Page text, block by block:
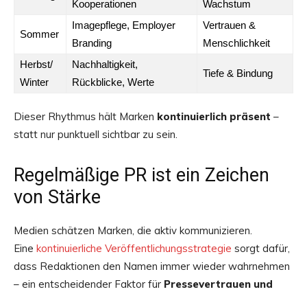
Kooperationen
Wachstum
Sommer
Imagepflege, Employer
Branding
Vertrauen &
Menschlichkeit
Herbst/
Winter
Nachhaltigkeit,
Rückblicke, Werte
Tiefe & Bindung
Dieser Rhythmus hält Marken kontinuierlich präsent –
statt nur punktuell sichtbar zu sein.
Regelmäßige PR ist ein Zeichen
von Stärke
Medien schätzen Marken, die aktiv kommunizieren.
Eine kontinuierliche Veröffentlichungsstrategie sorgt dafür,
dass Redaktionen den Namen immer wieder wahrnehmen
– ein entscheidender Faktor für Pressevertrauen und